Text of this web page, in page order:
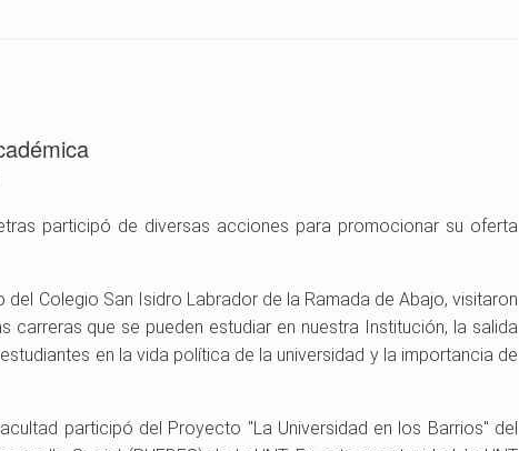
participó de diversas acciones para promocionar su oferta
del Colegio San Isidro Labrador de la Ramada de Abajo, visitaron
carreras que se pueden estudiar en nuestra Institución, la salida
en la vida política de la universidad y la importancia de
participó del Proyecto "La Universidad en los Barrios" del